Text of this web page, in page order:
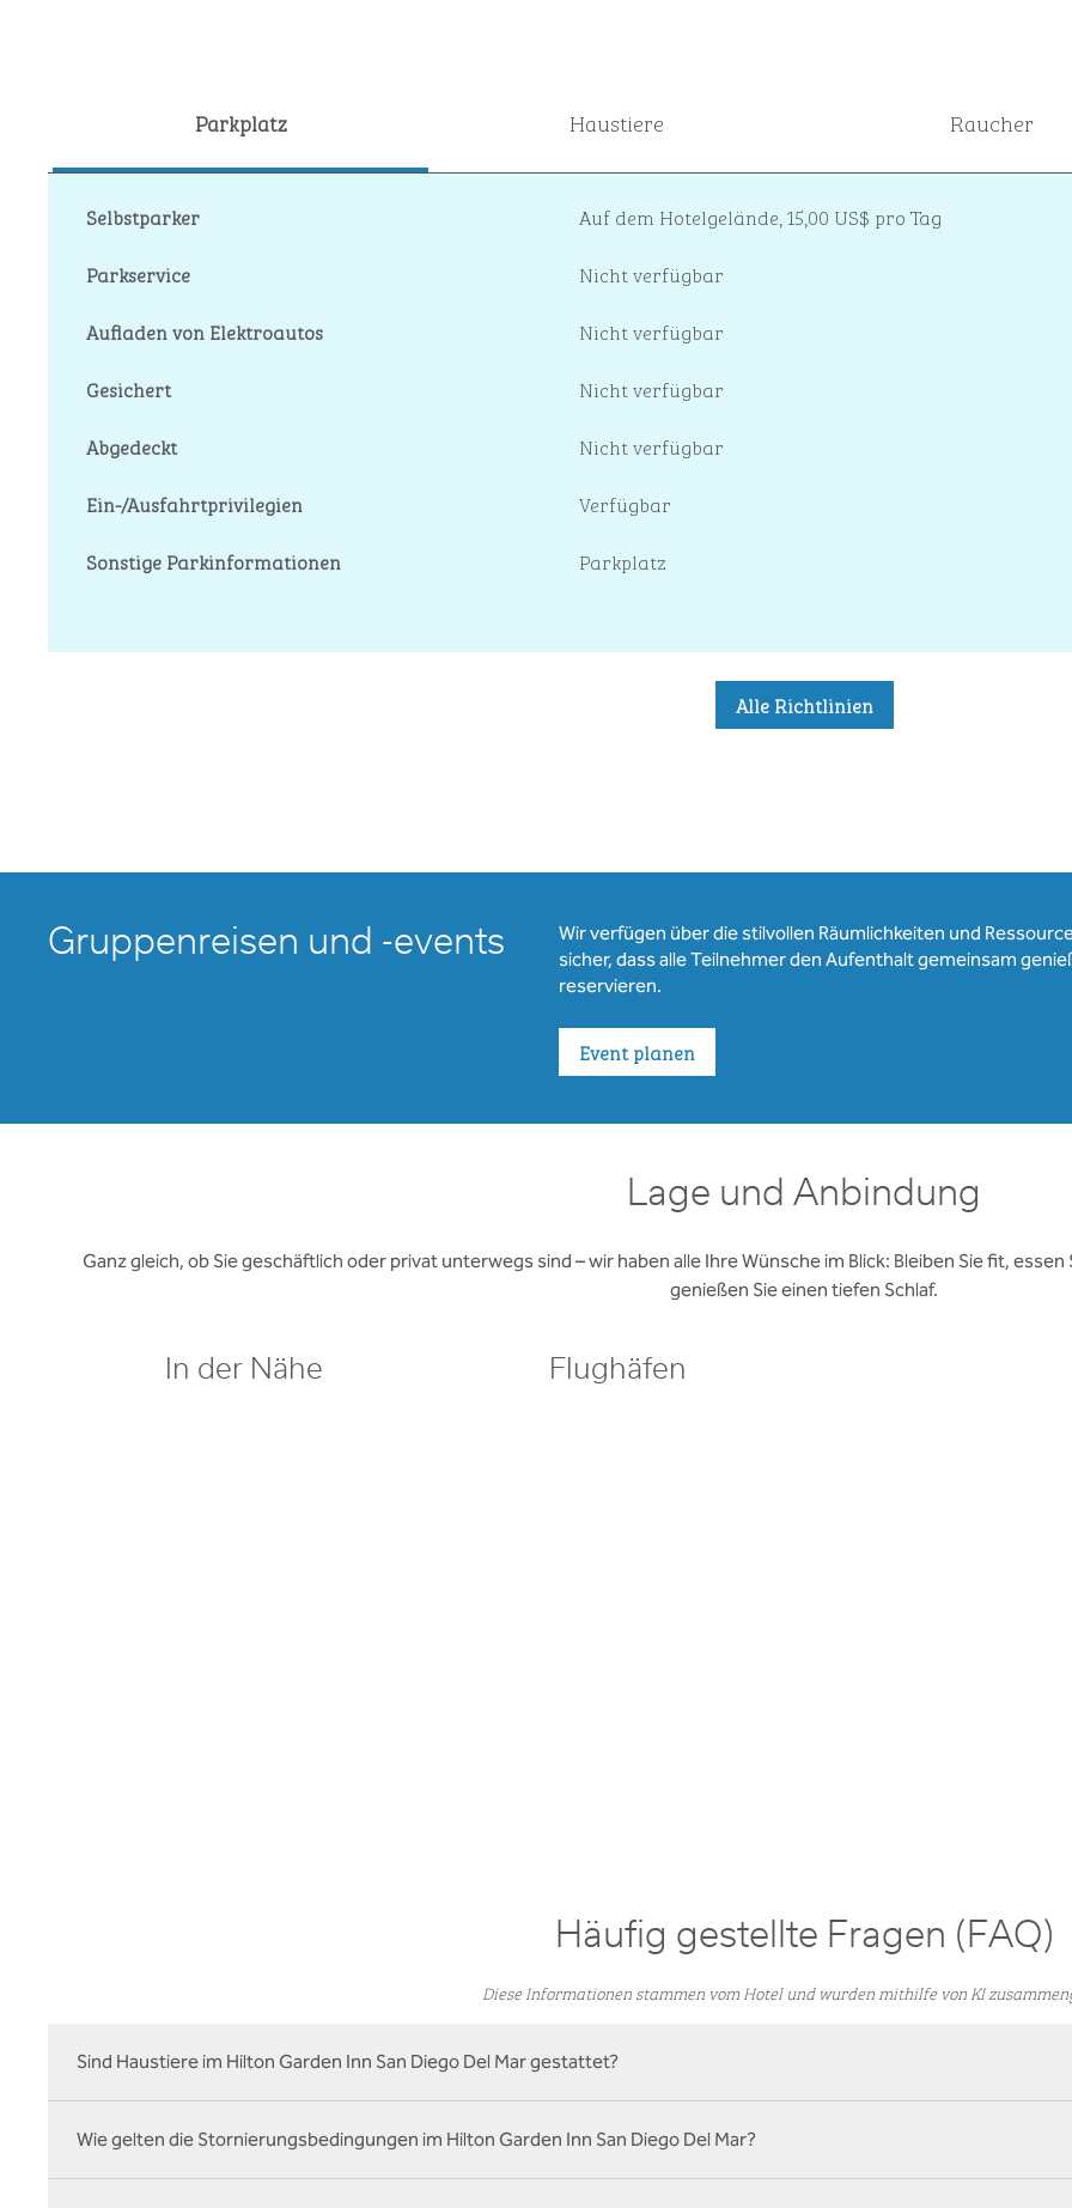
Parkplatz Haustiere Raucher
Selbstparker Auf dem Hotelgelände,15,00 US$ pro Tag
Parkservice
Nicht verfügbar
Aufladen von Elektroautos
Nicht verfügbar
Gesichert
Nicht verfügbar
Abgedeckt
Nicht verfügbar
Ein-/Ausfahrtprivilegien
Verfügbar
Sonstige Parkinformationen
Parkplatz
Alle Richtlinien
Gruppenreisen und -events
Wir verfügen über die stilvollen Räumlichkeiten und
sicher, dass alle Teilnehmer den Aufenthalt gemeinsam
reservieren.
Event planen
Lage und Anbindung
Ganz gleich, ob Sie geschäftlich oder privat unterwegs sind – wir haben alle Ihre Wünsche im Blick: Bleiben Sie fit,
genießen Sie einen tiefen Schlaf.
In der Nähe Flughäfen
Häufig gestellte Fragen (FAQ)
Diese Informationen stammen vom Hotel und wurden mithilfe von KI
Sind Haustiere im Hilton Garden Inn San Diego Del Mar gestattet?
Wie gelten die Stornierungsbedingungen im Hilton Garden Inn San Diego Del Mar?